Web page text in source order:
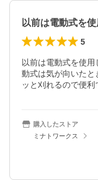
5
以前は電動式を使
動式は気が向いた
ッと刈れるので便利
購入したストア
ミナトワークス